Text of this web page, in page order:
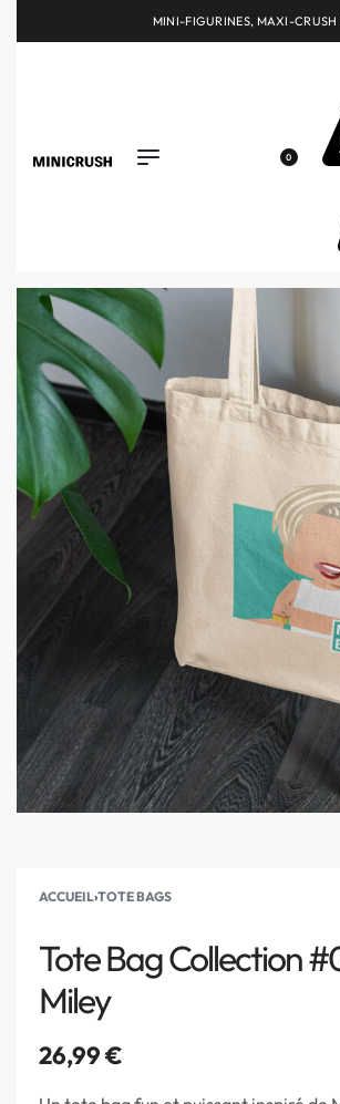
MINI-FIGURINES, MAXI-CRUSH
0
ACCUEIL›TOTE BAGS
Tote Bag Collection
Miley
26,99€